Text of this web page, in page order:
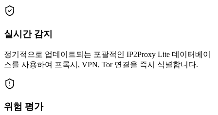
실시간 감지
정기적으로 업데이트되는 포괄적인 IP2Proxy Lite 데이터베이
스를 사용하여 프록시, VPN, Tor 연결을 즉시 식별합니다.
위험 평가